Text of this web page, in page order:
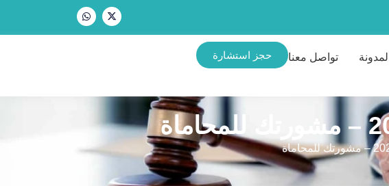
المدونة تواصل معنا حجز استشارة